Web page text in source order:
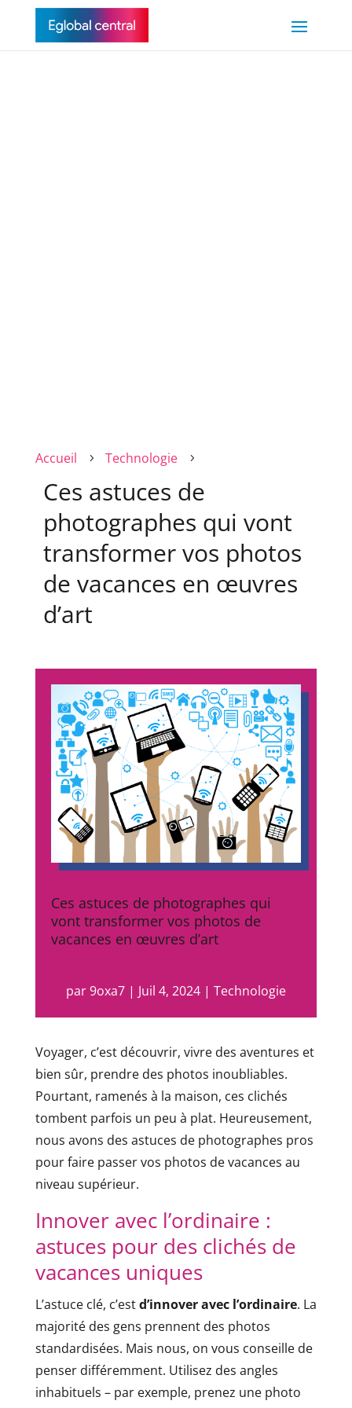
Accueil 5 Technologie 5
Ces astuces de
photographes qui vont
transformer vos photos
de vacances en œuvres
d’art
Ces astuces de photographes qui
vont transformer vos photos de
vacances en œuvres d’art
par9oxa7| Juil 4, 2024| Technologie
Voyager, c’est découvrir, vivre des aventures et
bien sûr, prendre des photos inoubliables.
Pourtant, ramenés à la maison, ces clichés
tombent parfois un peu à plat. Heureusement,
nous avons des astuces de photographes pros
pour faire passer vos photos de vacances au
niveau supérieur.
Innover avec l’ordinaire :
astuces pour des clichés de
vacances uniques
L’astuce clé, c’estd’innover avec l’ordinaire. La
majorité des gens prennent des photos
standardisées. Mais nous, on vous conseille de
penser différemment. Utilisez des angles
inhabituels – par exemple, prenez une photo